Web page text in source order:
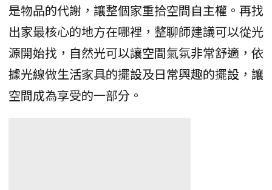
是物品的代謝，讓整個家重拾空間自主權。再找
出家最核心的地方在哪裡，整聊師建議可以從光
源開始找，自然光可以讓空間氣氛非常舒適，依
據光線做生活家具的擺設及日常興趣的擺設，讓
空間成為享受的一部分。